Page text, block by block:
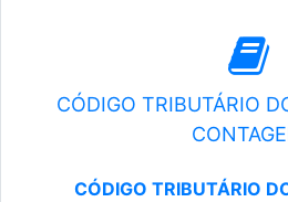
CÓDIGO TRIBUTÁRIO
CÓDIGO TRIBUTÁRIO